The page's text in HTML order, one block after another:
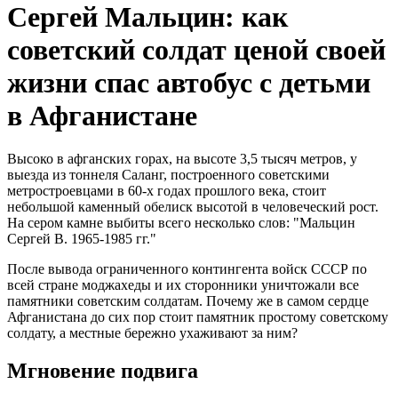
Сергей Мальцин: как
советский солдат ценой своей
жизни спас автобус с детьми
в Афганистане
Высоко в афганских горах, на высоте 3,5 тысяч метров, у
выезда из тоннеля Саланг, построенного советскими
метростроевцами в 60-х годах прошлого века, стоит
небольшой каменный обелиск высотой в человеческий рост.
На сером камне выбиты всего несколько слов: "Мальцин
Сергей В. 1965-1985 гг."
После вывода ограниченного контингента войск СССР по
всей стране моджахеды и их сторонники уничтожали все
памятники советским солдатам. Почему же в самом сердце
Афганистана до сих пор стоит памятник простому советскому
солдату, а местные бережно ухаживают за ним?
Мгновение подвига